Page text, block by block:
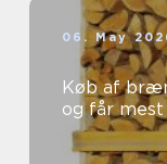
06. May
Køb af
og får